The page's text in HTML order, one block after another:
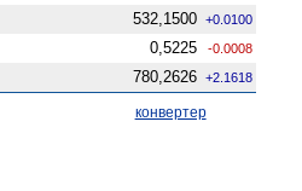
532,1500 +0.0100
0,5225 -0.0008
780,2626 +2.1618
конвертер